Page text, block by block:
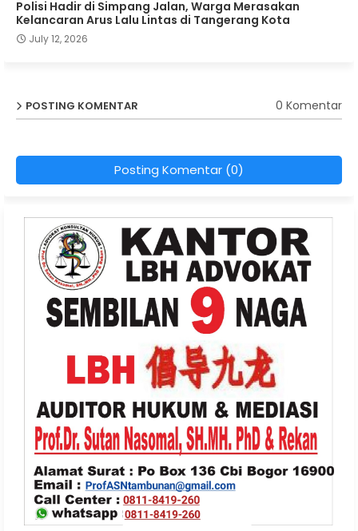
Polisi Hadir di Simpang Jalan, Warga Merasakan
Kelancaran Arus Lalu Lintas di Tangerang Kota
July 12, 2026
POSTING KOMENTAR 0 Komentar
Posting Komentar (0)